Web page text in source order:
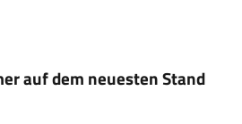
auf dem neuesten Stand